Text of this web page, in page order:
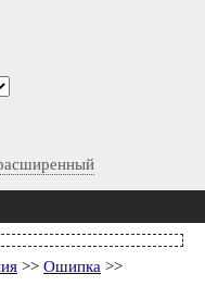
>> Ошипка >>